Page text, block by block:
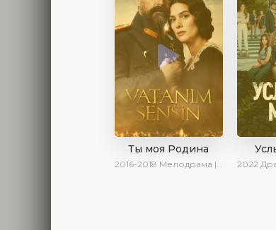
Ты моя Родина
2016-2018 Мелодрама | Исторический | Военный | Turok1990 2022 Драма